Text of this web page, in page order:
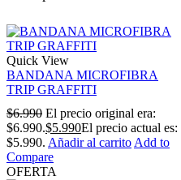
Quick View
BANDANA MICROFIBRA
TRIP GRAFFITI
$6.990 El precio original era:
$6.990.$5.990El precio actual es:
$5.990. Añadir al carrito Add to
Compare
OFERTA